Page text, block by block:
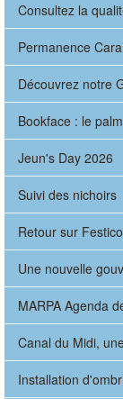
Consultez la
Permanence
Découvrez notre
Bookface : le
Jeun's Day 2026
Suivi des nichoirs
Retour sur
Une nouvelle
MARPA Agenda
Canal du Midi,
Installation